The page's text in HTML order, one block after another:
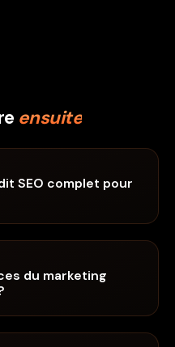
ensuite
SEO complet pour
du marketing